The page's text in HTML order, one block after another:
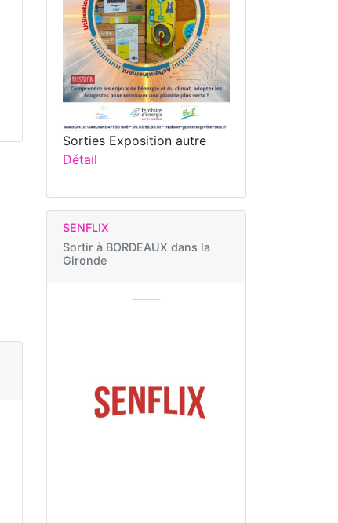
Sorties Exposition autre
Détail
SENFLIX
Sortir à BORDEAUX dans la
Gironde